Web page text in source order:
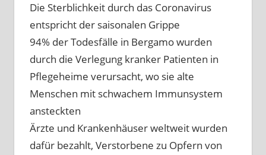
Die Sterblichkeit durch das Coronavirus
entspricht der saisonalen Grippe
94% der Todesfälle in Bergamo wurden
durch die Verlegung kranker Patienten in
Pflegeheime verursacht, wo sie alte
Menschen mit schwachem Immunsystem
ansteckten
Ärzte und Krankenhäuser weltweit wurden
dafür bezahlt, Verstorbene zu Opfern von